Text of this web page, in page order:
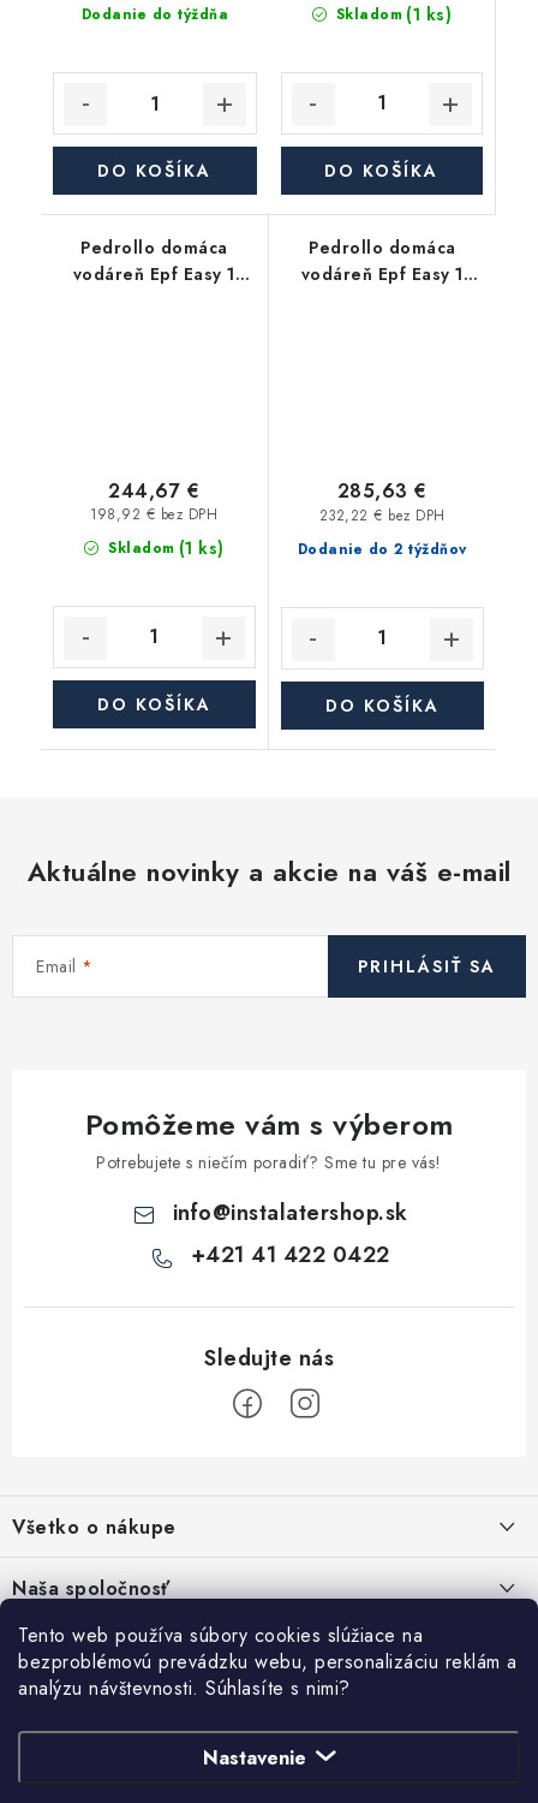
Tento web používa súbory cookies slúžiace na
bezproblémovú prevádzku webu, personalizáciu reklám a
analýzu návštevnosti. Súhlasíte s nimi?
Nastavenie
Dodanie do týždňa
DO KOŠÍKA
Skladom (1 ks)
DO KOŠÍKA
Pedrollo domáca
vodáreň Epf Easy 1
Skladom (1 ks)
198,92 € bez DPH
244,67 €
DO KOŠÍKA
Pedrollo domáca
vodáreň Epf Easy 1
Dodanie do 2 týždňov
232,22 € bez DPH
285,63 €
DO KOŠÍKA
Aktuálne novinky a akcie na váš e-mail
Email PRIHLÁSIŤ SA
Pomôžeme vám s výberom
Potrebujete s niečím poradiť? Sme tu pre vás!
info@instalatershop.sk
+421 41 422 0422
p
ä
t
Všetko o nákupe
Kontakty
Obchodné podmienky
Podmienky ochrany osobných údajov
Naša spoločnosť
SHOWROOM - poradňa pre vaše projekty
PREDAJŇA - Raková
Stabilná spoločnosť od roku 2009
Prihlásenie
E-mail
HĽADAŤ